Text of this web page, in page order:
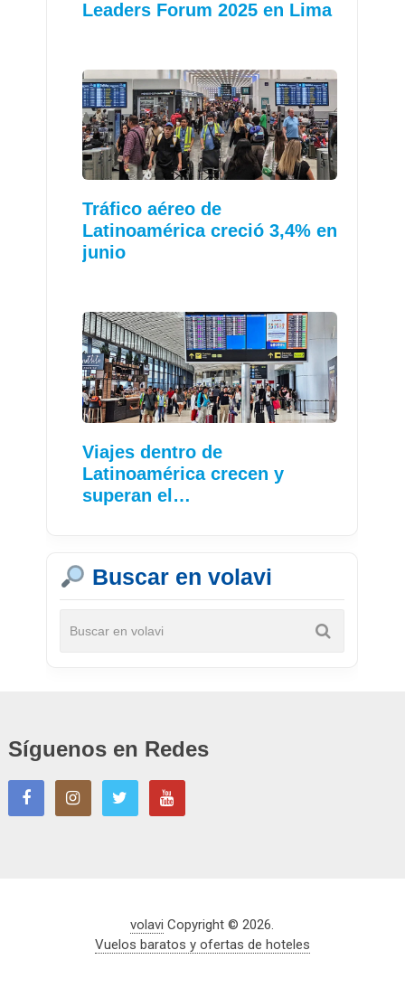
Leaders Forum 2025 en Lima
Tráfico aéreo de
Latinoamérica creció 3,4% en
junio
Viajes dentro de
Latinoamérica crecen y
superan el…
Buscar en volavi
Síguenos en Redes
volavi Copyright © 2026.
Vuelos baratos y ofertas de hoteles